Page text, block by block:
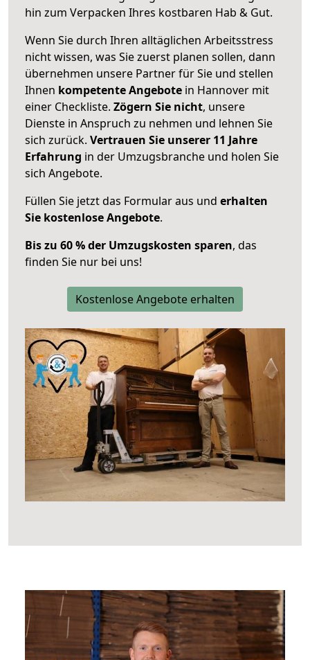
hin zum Verpacken Ihres kostbaren Hab & Gut.
Wenn Sie durch Ihren alltäglichen Arbeitsstress
nicht wissen, was Sie zuerst planen sollen, dann
übernehmen unsere Partner für Sie und stellen
Ihnen kompetente Angebote in Hannover mit
einer Checkliste. Zögern Sie nicht, unsere
Dienste in Anspruch zu nehmen und lehnen Sie
sich zurück. Vertrauen Sie unserer 11 Jahre
Erfahrung in der Umzugsbranche und holen Sie
sich Angebote.
Füllen Sie jetzt das Formular aus und erhalten
Sie kostenlose Angebote.
Bis zu 60 % der Umzugskosten sparen, das
finden Sie nur bei uns!
Kostenlose Angebote erhalten